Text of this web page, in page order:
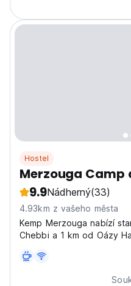
Hostel
Merzouga Camp
9.9Nádherný(33)
4.93km z vašeho města
Kemp Merzouga nabízí
Chebbi a 1 km od Oázy